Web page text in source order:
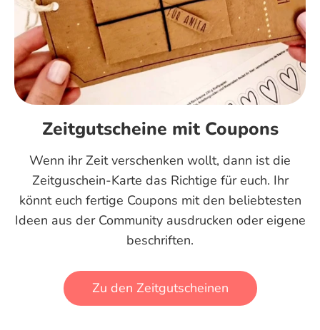
Zeitgutscheine mit Coupons
Wenn ihr Zeit verschenken wollt, dann ist die
Zeitguschein-Karte das Richtige für euch. Ihr
könnt euch fertige Coupons mit den beliebtesten
Ideen aus der Community ausdrucken oder eigene
beschriften.
Zu den Zeitgutscheinen